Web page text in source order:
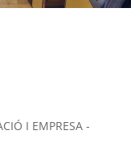
I EMPRESA -